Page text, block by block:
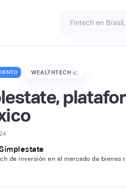
WEALTHTECH 📈
de inversión en el mercado de bienes